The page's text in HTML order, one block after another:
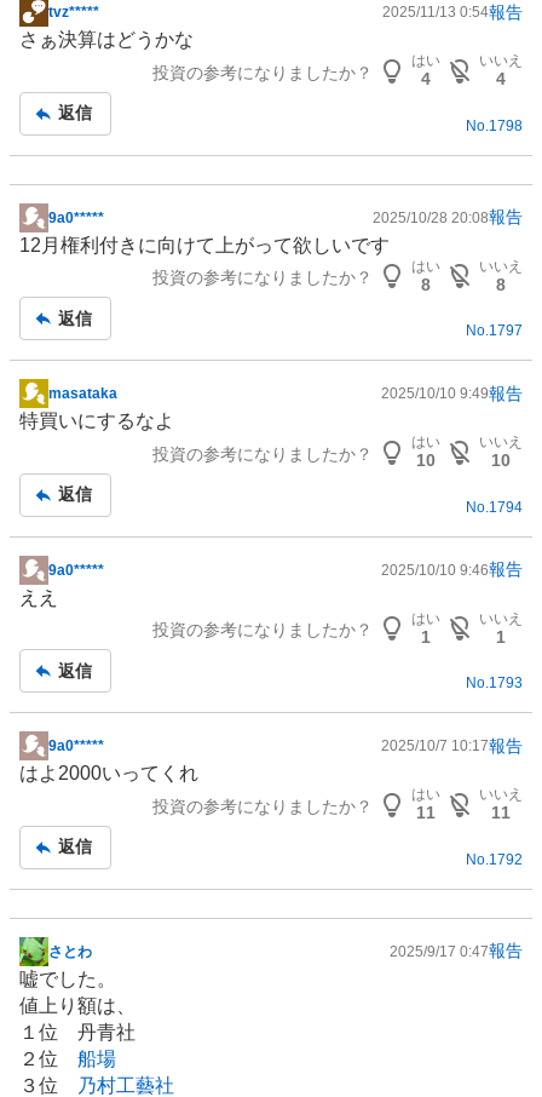
掲
示
事
tvz***** 2025/11/13 0:54報告
さぁ決算はどうかな
投資の参考になりましたか？
はい
4
いいえ
4
返信
No. 1798
掲
示
事
9a0***** 2025/10/28 20:08報告
12月権利付きに向けて上がって欲しいです
投資の参考になりましたか？
はい
8
いいえ
8
返信
No.1797
掲
示
事
masataka 2025/10/10 9:49報告
特買いにするなよ
投資の参考になりましたか？
はい
10
いいえ
10
返信
No. 1794
掲
示
事
9a0***** 2025/10/10 9:46報告
ええ
投資の参考になりましたか？
はい
1
いいえ
1
返信
No.1793
掲
示
事
9a0***** 2025/10/7 10:17報告
はよ2000いってくれ
投資の参考になりましたか？
はい
11
いいえ
11
返信
No. 1792
掲
示
板
記
事
さとわ 2025/9/17 0:47報告
嘘でした。
値上り額は、
１位 丹青社
２位 船場
３位
乃村工藝社